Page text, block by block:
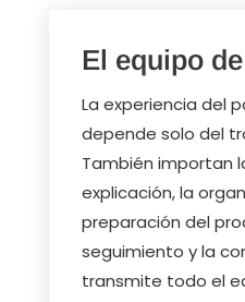
El equipo
La experiencia del
depende solo del
También importan
explicación, la
preparación del
seguimiento y la
transmite todo el